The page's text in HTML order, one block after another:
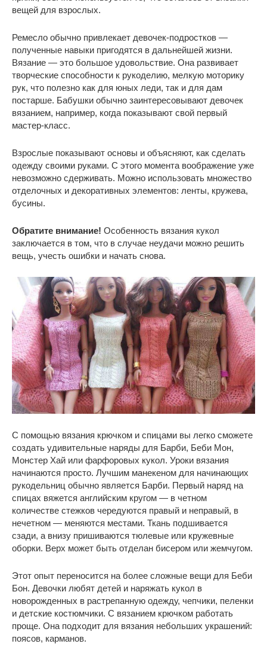
вещей для взрослых.
Ремесло обычно привлекает девочек-подростков —
полученные навыки пригодятся в дальнейшей жизни.
Вязание — это большое удовольствие. Она развивает
творческие способности к рукоделию, мелкую моторику
рук, что полезно как для юных леди, так и для дам
постарше. Бабушки обычно заинтересовывают девочек
вязанием, например, когда показывают свой первый
мастер-класс.
Взрослые показывают основы и объясняют, как сделать
одежду своими руками. С этого момента воображение уже
невозможно сдерживать. Можно использовать множество
отделочных и декоративных элементов: ленты, кружева,
бусины.
Обратите внимание! Особенность вязания кукол
заключается в том, что в случае неудачи можно решить
вещь, учесть ошибки и начать снова.
С помощью вязания крючком и спицами вы легко сможете
создать удивительные наряды для Барби, Беби Мон,
Монстер Хай или фарфоровых кукол. Уроки вязания
начинаются просто. Лучшим манекеном для начинающих
рукодельниц обычно является Барби. Первый наряд на
спицах вяжется английским кругом — в четном
количестве стежков чередуются правый и неправый, в
нечетном — меняются местами. Ткань подшивается
сзади, а внизу пришиваются тюлевые или кружевные
оборки. Верх может быть отделан бисером или жемчугом.
Этот опыт переносится на более сложные вещи для Беби
Бон. Девочки любят детей и наряжать кукол в
новорожденных в растрепанную одежду, чепчики, пеленки
и детские костюмчики. С вязанием крючком работать
проще. Она подходит для вязания небольших украшений:
поясов, карманов.